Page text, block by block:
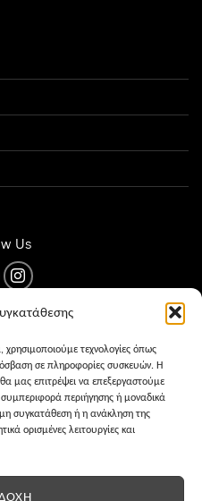
τεχνολογίες όπως
σε πληροφορίες συσκευών. Η
μας επιτρέψει να επεξεργαστούμε
περιήγησης ή μοναδικά
συγκατάθεση ή η ανάκληση της
ορισμένες λειτουργίες και
Us